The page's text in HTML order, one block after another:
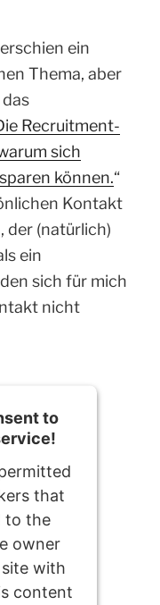
ein
Thema, aber
Recruitment-
sich
können.“
Kontakt
der (natürlich)
ein
sich für mich
nicht
to
that
to the
owner
with
content